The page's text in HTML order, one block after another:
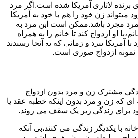
برنده لاتاری آمریکا شده است.اگر مرد
میتواند زن خود را هم با خود به آمریکا
مجرد باشد.ممکن است این مرد به
او ازدواج کند تا خانم را به همراه
آمریکا ببرد و زمانی که به آنجا رسیدند
نمونه ازدواج صوری است.
مشترک زن و مرد بدون ازدواج
که زن و مرد بدون اینکه خطبه عقد یا
برای زندگی زیر یک سقف می روند.
با یکدیگر زندگی می کنند،بی آنکه